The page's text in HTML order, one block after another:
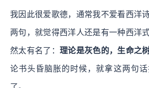
我因此很爱歌德，通常我不爱看西洋
两句，就觉得西洋人还是有一种西洋
然太有名了： 理论是灰色的，生命之树
论书头昏脑胀的时候，就拿这两句